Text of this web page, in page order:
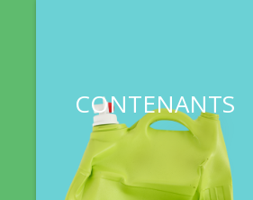
CONTENANTS